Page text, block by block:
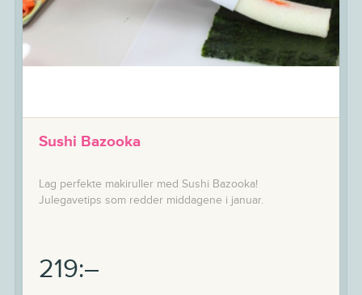
Sushi Bazooka
Lag perfekte makiruller med Sushi Bazooka!
Julegavetips som redder middagene i januar.
219:–